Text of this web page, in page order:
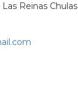
Reinas Chulas